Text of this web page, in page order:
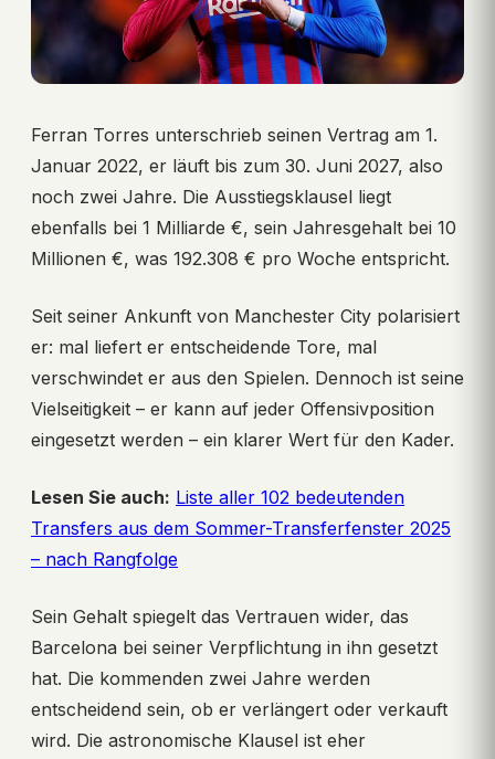
Ferran Torres unterschrieb seinen Vertrag am 1.
Januar 2022, er läuft bis zum 30. Juni 2027, also
noch zwei Jahre. Die Ausstiegsklausel liegt
ebenfalls bei 1 Milliarde €, sein Jahresgehalt bei 10
Millionen €, was 192.308 € pro Woche entspricht.
Seit seiner Ankunft von Manchester City polarisiert
er: mal liefert er entscheidende Tore, mal
verschwindet er aus den Spielen. Dennoch ist seine
Vielseitigkeit – er kann auf jeder Offensivposition
eingesetzt werden – ein klarer Wert für den Kader.
Lesen Sie auch: Liste aller 102 bedeutenden
Transfers aus dem Sommer-Transferfenster 2025
– nach Rangfolge
Sein Gehalt spiegelt das Vertrauen wider, das
Barcelona bei seiner Verpflichtung in ihn gesetzt
hat. Die kommenden zwei Jahre werden
entscheidend sein, ob er verlängert oder verkauft
wird. Die astronomische Klausel ist eher